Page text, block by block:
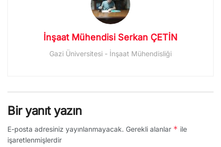
İnşaat Mühendisi Serkan ÇETİN
Gazi Üniversitesi - İnşaat Mühendisliği
Bir yanıt yazın
E-posta adresiniz yayınlanmayacak. Gerekli alanlar * ile
işaretlenmişlerdir